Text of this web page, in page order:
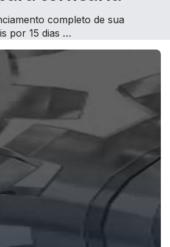
completo de sua
por 15 dias …